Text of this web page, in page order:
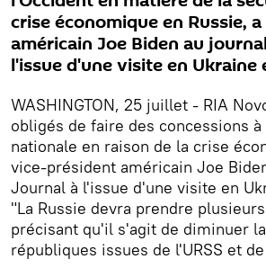
crise économique en Russie,
américain Joe Biden au
l'issue d'une visite en Ukraine
WASHINGTON, 25 juillet - RIA
obligés de faire des concessions
nationale en raison de la crise
vice-président américain Joe
Journal à l'issue d'une visite en
"La Russie devra prendre
précisant qu'il s'agit de diminuer
républiques issues de l'URSS et